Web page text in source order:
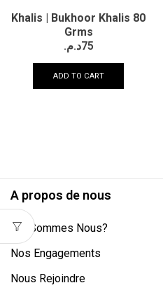
Khalis | Bukhoor Khalis 80
Grms
75د.م.
ADD TO CART
A propos de nous
Qui Sommes Nous?
Nos Engagements
Nous Rejoindre